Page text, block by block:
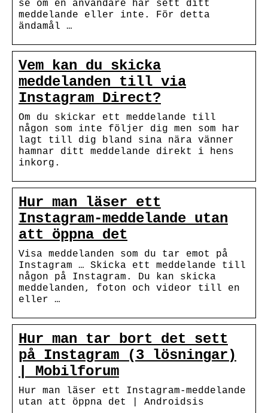
se om en användare har sett ditt
meddelande eller inte. För detta
ändamål …
Vem kan du skicka
meddelanden till via
Instagram Direct?
Om du skickar ett meddelande till
någon som inte följer dig men som har
lagt till dig bland sina nära vänner
hamnar ditt meddelande direkt i hens
inkorg.
Hur man läser ett
Instagram-meddelande utan
att öppna det
Visa meddelanden som du tar emot på
Instagram … Skicka ett meddelande till
någon på Instagram. Du kan skicka
meddelanden, foton och videor till en
eller …
Hur man tar bort det sett
på Instagram (3 lösningar)
| Mobilforum
Hur man läser ett Instagram-meddelande
utan att öppna det | Androidsis